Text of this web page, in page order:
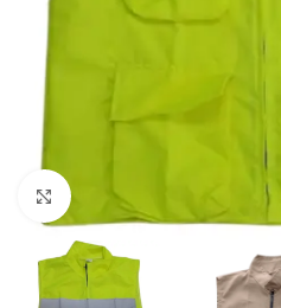
Haga Click para agrandar